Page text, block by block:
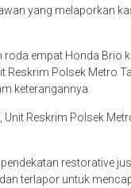
yang melaporkan
empat Honda Brio
Reskrim Polsek Metro
keterangannya.
Reskrim Polsek
restorative
terlapor untuk